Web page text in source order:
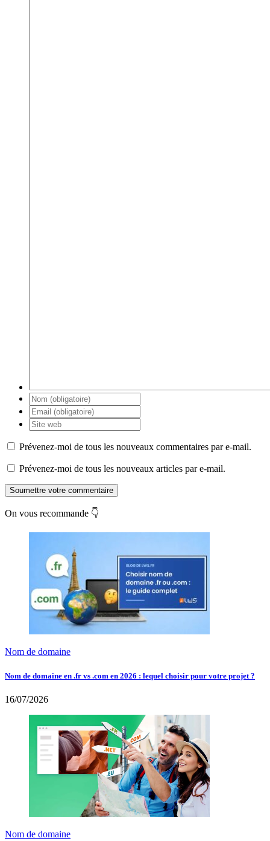
Prévenez-moi de tous les nouveaux commentaires par e-mail.
Prévenez-moi de tous les nouveaux articles par e-mail.
Soumettre votre commentaire
On vous recommande 👇
Nom de domaine
Nom de domaine en .fr vs .com en 2026 : lequel choisir pour votre projet ?
16/07/2026
Nom de domaine